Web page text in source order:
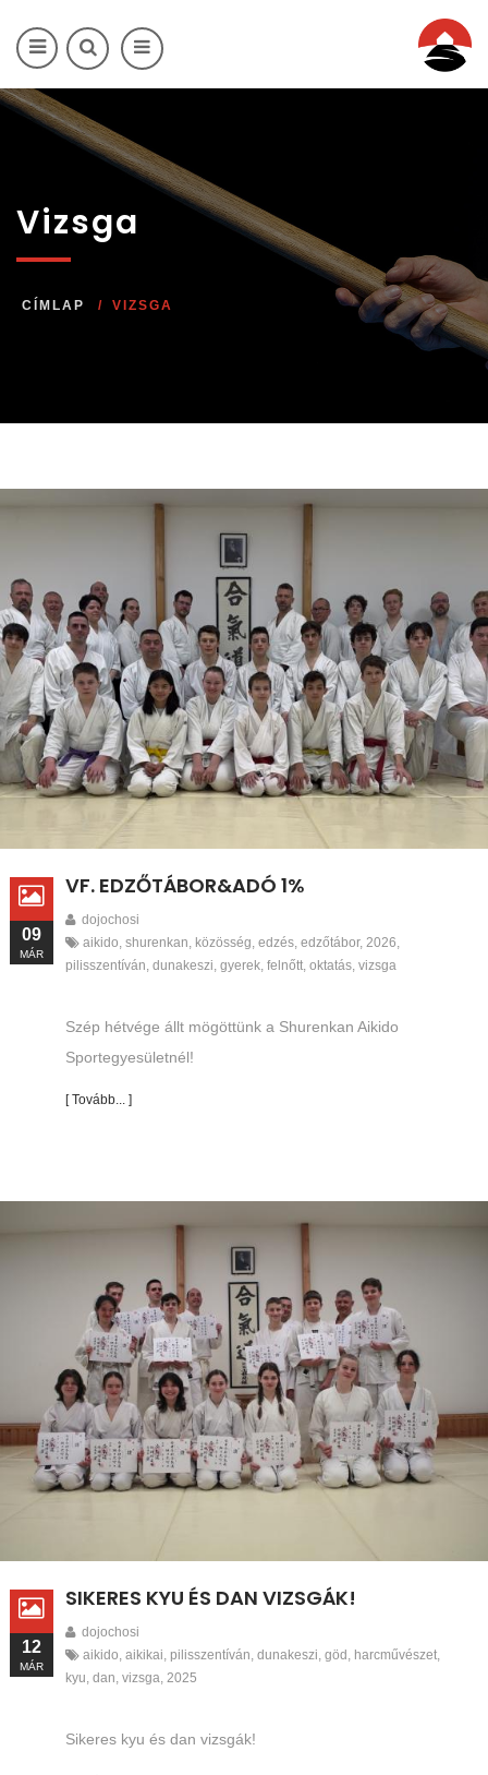
Vizsga
CÍMLAP VIZSGA
VF. EDZŐTÁBOR&ADÓ 1%
dojochosi
aikido, shurenkan, közösség, edzés, edzőtábor, 2026,
pilisszentíván, dunakeszi, gyerek, felnőtt, oktatás, vizsga
Szép hétvége állt mögöttünk a Shurenkan Aikido
Sportegyesületnél!
[ Tovább... ]
09
MÁR
SIKERES KYU ÉS DAN VIZSGÁK!
dojochosi
aikido, aikikai, pilisszentíván, dunakeszi, göd , harcművészet,
kyu, dan, vizsga, 2025
Sikeres kyu és dan vizsgák!
12
MÁR